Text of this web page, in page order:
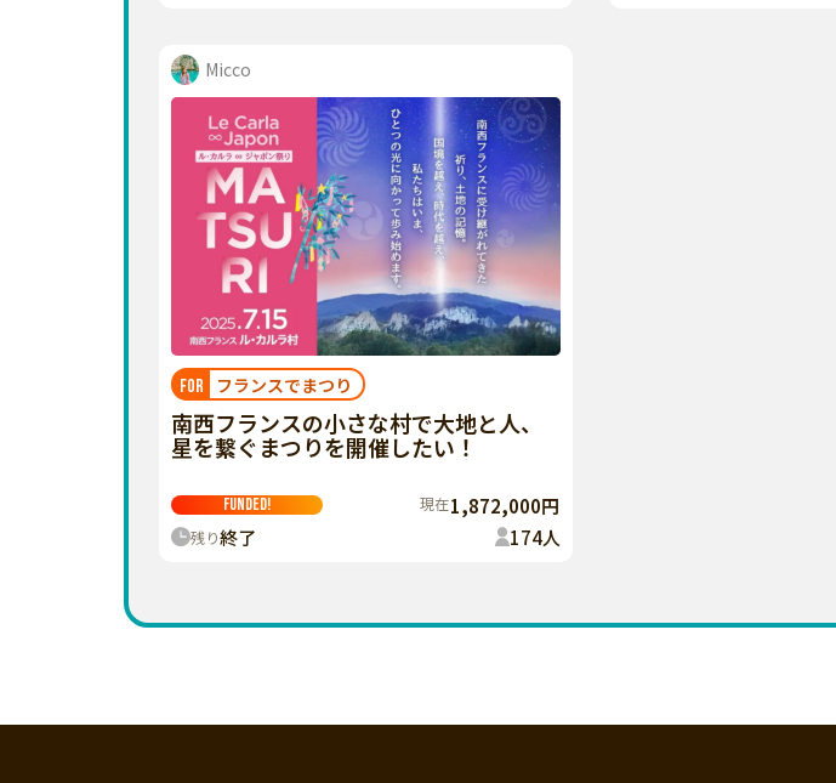
Micco
FOR フランスでまつり
南西フランスの小さな村で大地と人、
星を繋ぐまつりを開催したい！
FUNDED! 現在1,872,000円
残り終了 174人